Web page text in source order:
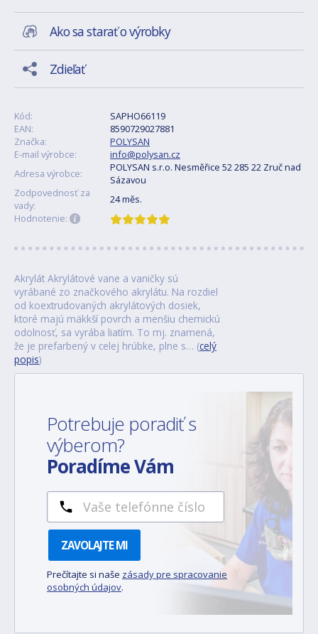
Ako sa starať o výrobky
Zdieľať
Kód:
SAPHO66119
EAN:
8590729027881
Značka:
POLYSAN
E-mail výrobce:
info@polysan.cz
Adresa výrobce:
POLYSAN s.r.o. Nesměřice 52 285 22 Zruč nad
Sázavou
Zodpovednosť za
vady:
24 měs.
Hodnotenie:
Akrylát Akrylátové vane a vaničky sú
vyrábané zo značkového akrylátu. Na rozdiel
od koextrudovaných akrylátových dosiek,
ktoré majú mäkkší povrch a menšiu chemickú
odolnosť, sa vyrába liatím. To mj. znamená,
že je prefarbený v celej hrúbke, plne s… (celý
popis)
Potrebuje poradiť s
výberom?
Poradíme Vám
ZAVOLAJTE MI
Prečítajte si naše zásady pre spracovanie
osobných údajov.